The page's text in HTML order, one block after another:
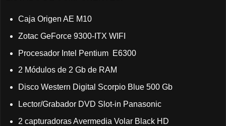
Caja Origen AE M10
Zotac GeForce 9300-ITX WIFI
Procesador Intel Pentium E6300
2 Módulos de 2 Gb de RAM
Disco Western Digital Scorpio Blue 500 Gb
Lector/Grabador DVD Slot-in Panasonic
2 capturadoras Avermedia Volar Black HD